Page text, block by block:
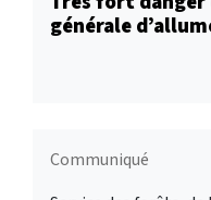
générale
Communiqué